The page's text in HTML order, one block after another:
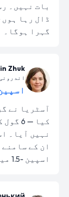
ڈال رہا
گہرا ہوگا۔
Zhuk
اسپین
آسٹریا نے
کیا
نہیں آیا۔
ان کے
اسپین -1.5 میرا پکا انتخاب ہے۔